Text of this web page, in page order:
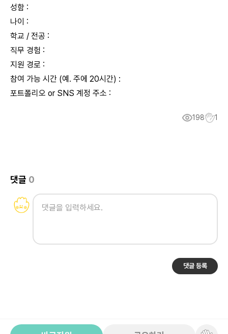
성함 :
나이 :
학교 / 전공 :
직무 경험 :
지원 경로 :
참여 가능 시간 (예. 주에 20시간) :
포트폴리오 or SNS 계정 주소 :
198 1
댓글 0
댓글 등록